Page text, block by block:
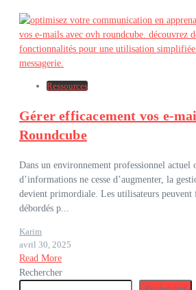
Ressources
Gérer efficacement vos e-
Roundcube
Dans un environnement professionnel actuel
d’informations ne cesse d’augmenter, la
devient primordiale. Les utilisateurs peuvent
débordés p...
Karim
avril 30, 2025
Read More
Rechercher
Rechercher